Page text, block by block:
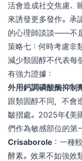
活會造成社交焦慮、
來誘發更多發作。
的心理師談談——不
策略七：何時考慮非
減少類固醇不代表每
有強力證據：
外用鈣調磷酸酶抑制
跟類固醇不同，不會
皺摺處。2025年《美
們作為敏感部位的第
Crisaborole ：一種
酵素。效果不如強效